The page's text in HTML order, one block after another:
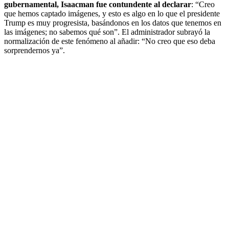
gubernamental, Isaacman fue contundente al declarar: “Creo
que hemos captado imágenes, y esto es algo en lo que el presidente
Trump es muy progresista, basándonos en los datos que tenemos en
las imágenes; no sabemos qué son”. El administrador subrayó la
normalización de este fenómeno al añadir: “No creo que eso deba
sorprendernos ya”.